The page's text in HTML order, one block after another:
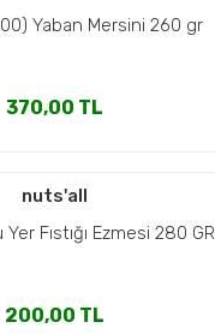
Yaban Mersini 260 gr
370,00 TL
nuts'all
Fıstığı Ezmesi 280 GR
200,00 TL